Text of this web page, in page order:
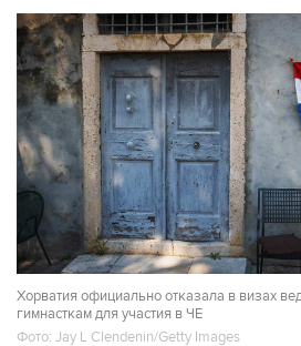
Хорватия официально отказала в визах
гимнасткам для участия в ЧЕ
Фото: Jay L Clendenin/Getty Images